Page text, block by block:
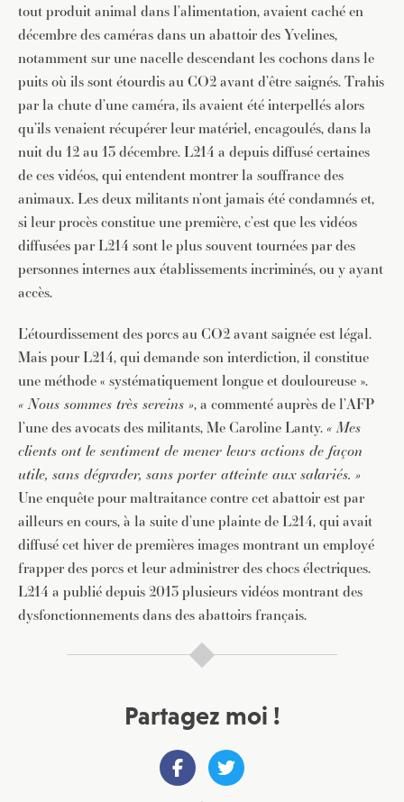
tout produit animal dans l’alimentation, avaient caché en
décembre des caméras dans un abattoir des Yvelines,
notamment sur une nacelle descendant les cochons dans le
puits où ils sont étourdis au CO2 avant d’être saignés. Trahis
par la chute d’une caméra, ils avaient été interpellés alors
qu’ils venaient récupérer leur matériel, encagoulés, dans la
nuit du 12 au 13 décembre. L214 a depuis diffusé certaines
de ces vidéos, qui entendent montrer la souffrance des
animaux. Les deux militants n’ont jamais été condamnés et,
si leur procès constitue une première, c’est que les vidéos
diffusées par L214 sont le plus souvent tournées par des
personnes internes aux établissements incriminés, ou y ayant
accès.
L’étourdissement des porcs au CO2 avant saignée est légal.
Mais pour L214, qui demande son interdiction, il constitue
une méthode « systématiquement longue et douloureuse ».
« Nous sommes très sereins », a commenté auprès de l’AFP
l’une des avocats des militants, Me Caroline Lanty. « Mes
clients ont le sentiment de mener leurs actions de façon
utile, sans dégrader, sans porter atteinte aux salariés. »
Une enquête pour maltraitance contre cet abattoir est par
ailleurs en cours, à la suite d’une plainte de L214, qui avait
diffusé cet hiver de premières images montrant un employé
frapper des porcs et leur administrer des chocs électriques.
L214 a publié depuis 2013 plusieurs vidéos montrant des
dysfonctionnements dans des abattoirs français.
Partagez moi !